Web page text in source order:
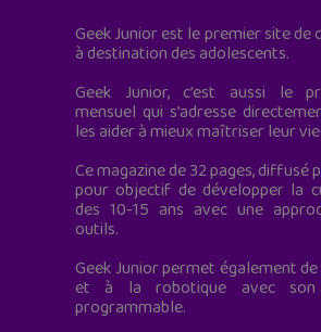
Geek Junior est le premier site de
à destination des adolescents.
Geek Junior, c’est aussi le
mensuel qui s’adresse
les aider à mieux maîtriser leur
Ce magazine de 32 pages, diffusé
pour objectif de développer la
des 10-15 ans avec une
outils.
Geek Junior permet également
et à la robotique avec son
programmable.